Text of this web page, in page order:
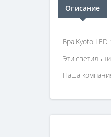
Описание
Бра Kyoto
Эти
Наша